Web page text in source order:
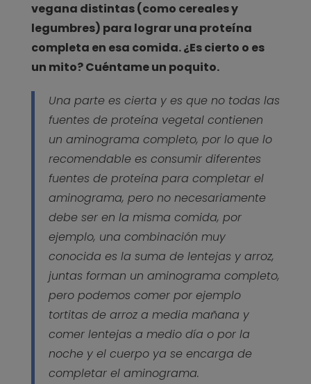
vegana distintas (como cereales y
legumbres) para lograr una proteína
completa en esa comida. ¿Es cierto o es
un mito? Cuéntame un poquito.
Una parte es cierta y es que no todas las
fuentes de proteína vegetal contienen
un aminograma completo, por lo que lo
recomendable es consumir diferentes
fuentes de proteína para completar el
aminograma, pero no necesariamente
debe ser en la misma comida, por
ejemplo, una combinación muy
conocida es la suma de lentejas y arroz,
juntas forman un aminograma completo,
pero podemos comer por ejemplo
tortitas de arroz a media mañana y
comer lentejas a medio día o por la
noche y el cuerpo ya se encarga de
completar el aminograma.